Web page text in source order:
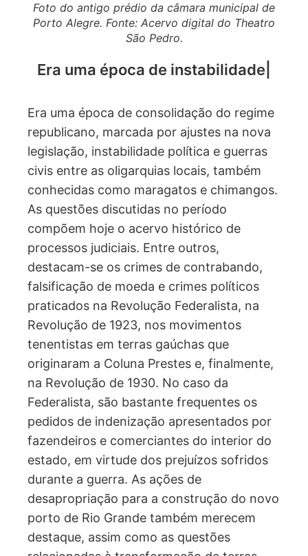
Foto do antigo prédio da câmara municipal de
Porto Alegre. Fonte: Acervo digital do Theatro
São Pedro.
Era uma época de
Era uma época de consolidação do regime
republicano, marcada por ajustes na nova
legislação, instabilidade política e guerras
civis entre as oligarquias locais, também
conhecidas como maragatos e chimangos.
As questões discutidas no período
compõem hoje o acervo histórico de
processos judiciais. Entre outros,
destacam-se os crimes de contrabando,
falsificação de moeda e crimes políticos
praticados na Revolução Federalista, na
Revolução de 1923, nos movimentos
tenentistas em terras gaúchas que
originaram a Coluna Prestes e, finalmente,
na Revolução de 1930. No caso da
Federalista, são bastante frequentes os
pedidos de indenização apresentados por
fazendeiros e comerciantes do interior do
estado, em virtude dos prejuízos sofridos
durante a guerra. As ações de
desapropriação para a construção do novo
porto de Rio Grande também merecem